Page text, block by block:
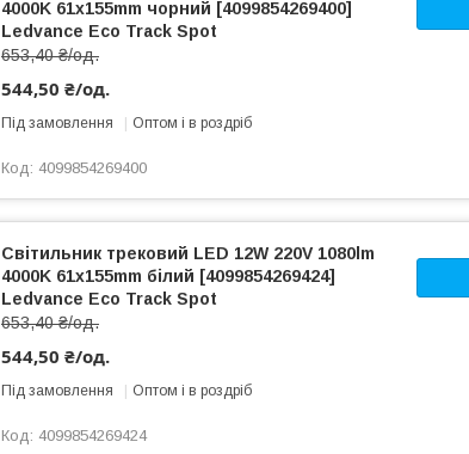
4000K 61x155mm чорний [4099854269400]
Ledvance Eco Track Spot
653,40 ₴/од.
544,50 ₴/од.
Під замовлення Оптом і в роздріб
4099854269400
Світильник трековий LED 12W 220V 1080lm
4000K 61x155mm білий [4099854269424]
Ledvance Eco Track Spot
653,40 ₴/од.
544,50 ₴/од.
Під замовлення Оптом і в роздріб
4099854269424